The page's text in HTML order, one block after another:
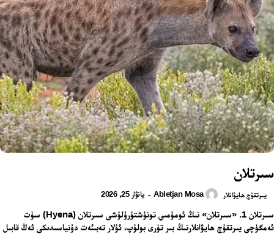
سىرتلان
يىرتقۇچ ھايۋانلار Abletjan Mosa
- يانۋار 25, 2026
سىرتلان 1. «سىرتلان» نىڭ ئومۇمىي تونۇشتۇرۇلۇشى سىرتلان (Hyena) سۈت
ئەمگۈچى يىرتقۇچ ھايۋانلارنىڭ بىر تۈرى بولۇپ، ئۇلار تەبىئەت دۇنياسىدىكى ئەڭ قابىل